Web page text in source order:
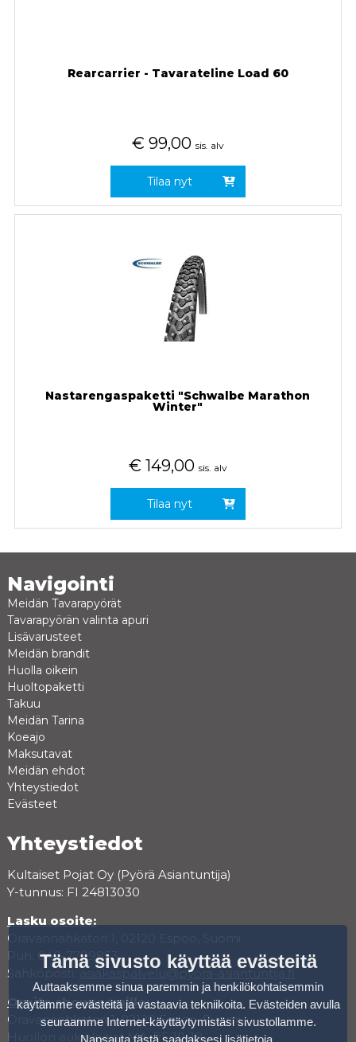
Rearcarrier - Tavarateline Load 60
€ 99,00 sis. alv
Tilaa nyt
Nastarengaspaketti "Schwalbe Marathon
Winter"
€ 149,00 sis. alv
Tilaa nyt
Navigointi
Meidän Tavarapyörät
Tavarapyörän valinta apuri
Lisävarusteet
Meidän brandit
Huolla oikein
Huoltopaketti
Takuu
Meidän Tarina
Koeajo
Maksutavat
Meidän ehdot
Yhteystiedot
Evästeet
Yhteystiedot
Kultaiset Pojat Oy (Pyörä Asiantuntija)
Y-tunnus: FI 24813030
Lasku osoite:
Oravannahkatori 1, 02120 Espoo, Suomi
Puh. 040-7709853
Sähköposti:
asiakaspalvelu@pyora-asiantuntija.fi
Osoite showroomille:
Oravannahkatori 1, 02120 Espoo, Suomi
Huollon aukioloajat MA-PE 10-18
Tämä sivusto käyttää evästeitä
Auttaaksemme sinua paremmin ja henkilökohtaisemmin
käytämme evästeitä ja vastaavia tekniikoita. Evästeiden avulla
seuraamme Internet-käyttäytymistäsi sivustollamme.
Napsauta tästä saadaksesi lisätietoja